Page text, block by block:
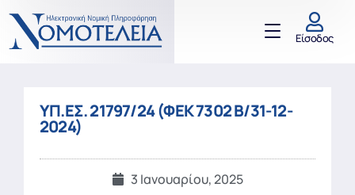
Είσοδος
ΥΠ.ΕΣ. 21797/24 (ΦΕΚ 7302 Β/31-12-
2024)
3 Ιανουαρίου, 2025